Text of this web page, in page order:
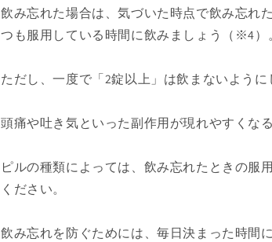
飲み忘れた場合は、気づいた時点で飲み忘れ
つも服用している時間に飲みましょう（※4）。
ただし、一度で「2錠以上」は飲まないように
頭痛や吐き気といった副作用が現れやすくなる
ピルの種類によっては、飲み忘れたときの服
ください。
飲み忘れを防ぐためには、毎日決まった時間